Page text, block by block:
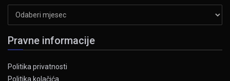
Pravne informacije
Politika privatnosti
Politika kolačića